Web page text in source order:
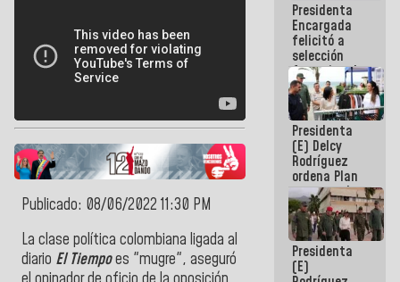
Publicado: 08/06/2022 11:30 PM
La clase política colombiana ligada al
diario El Tiempoes "mugre", aseguró
Presidenta
Encargada
felicitó a
selección
femenina de
baloncesto
por su
clasificación
a la
AmeriCup
2027
Presidenta
(E) Delcy
Rodríguez
ordena Plan
maestro de
desarrollo
logístico y
turístico
para La
Guaira
Presidenta
(E)